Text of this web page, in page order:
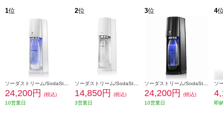
1位
24,200円
(税込)
10営業日
2位
14,850円
(税込)
3営業日
3位
24,200円
(税込)
10営業日
4
即